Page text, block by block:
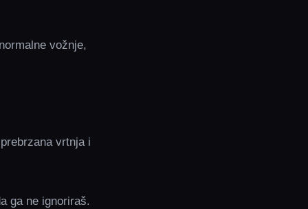
vožnje,
vrtnja i
ga ne ignoriraš.